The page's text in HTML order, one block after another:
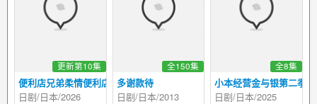
便利店兄弟柔情便利店门司港小金村门市
更新第10集
日剧/日本/2026
多谢款待
全150集
日剧/日本/2013
小本经营金与银第二季
全8集
日剧/日本/2025